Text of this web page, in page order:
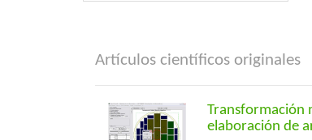
Artículos científicos originales
Transformación
elaboración de